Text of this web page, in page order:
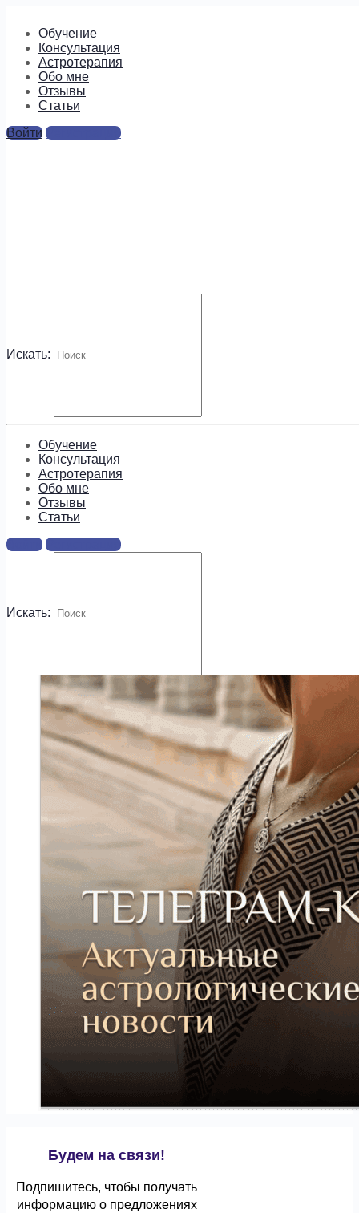
Обучение
Консультация
Астротерапия
Обо мне
Отзывы
Cтатьи
Войти Регистрация
Искать:
Обучение
Консультация
Астротерапия
Обо мне
Отзывы
Cтатьи
Войти Регистрация
Искать:
Будем на связи!
Подпишитесь, чтобы получать
информацию о предложениях